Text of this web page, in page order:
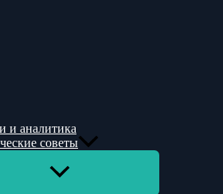
и аналитика
советы
Переключатель